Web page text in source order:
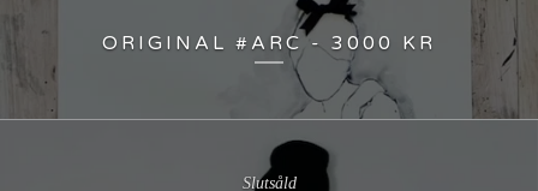
ORIGINAL #ARC - 3000 KR
Slutsåld